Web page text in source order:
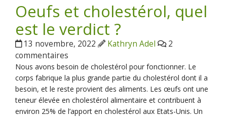
Oeufs et cholestérol, quel
est le verdict ?
13 novembre, 2022 Kathryn Adel
2
commentaires
Nous avons besoin de cholestérol pour fonctionner. Le
corps fabrique la plus grande partie du cholestérol dont il a
besoin, et le reste provient des aliments. Les œufs ont une
teneur élevée en cholestérol alimentaire et contribuent à
environ 25% de l’apport en cholestérol aux Etats-Unis. Un